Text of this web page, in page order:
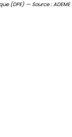
(DPE) — Source : ADEME